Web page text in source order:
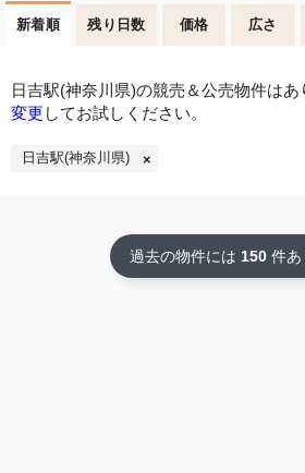
新着順 残り日数 価格 広さ
日吉駅(神奈川県)の競売＆公売物件はあ
変更 してお試しください。
日吉駅(神奈川県)
過去の物件には 150 件あ